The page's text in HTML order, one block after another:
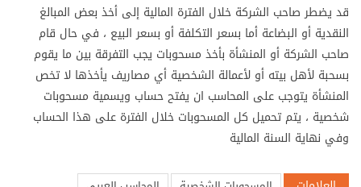
قد يضطر صاحب الشركة خلال الفترة المالية إلى أخذ بعض المبالغ
النقدية أو البضاعة أما بسعر التكلفة أو بسعر البيع ، في حال قام
صاحب الشركة أو المنشأة بأخذ مسحوبات يجب التفرقة بين ما يقوم
بسحبة لأهل بيته أو لأعمالة الشخصية أي مصاريف يأخذها لا تخص
المنشأة يتوجب على المحاسب ان يفتح حساب ويسمية مسحوبات
شخصية ، يتم تحميل كل المسحوبات خلال الفترة على هذا الحساب
وفي نهاية السنة المالية